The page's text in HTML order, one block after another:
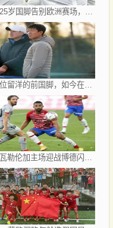
阿根廷25岁国脚告别欧洲赛场，世界杯后将重返阿超！
挪超：瓦勒伦加主场迎战博德闪耀，双方都残缺的首尾大战怎么看，比分预测赛事分析